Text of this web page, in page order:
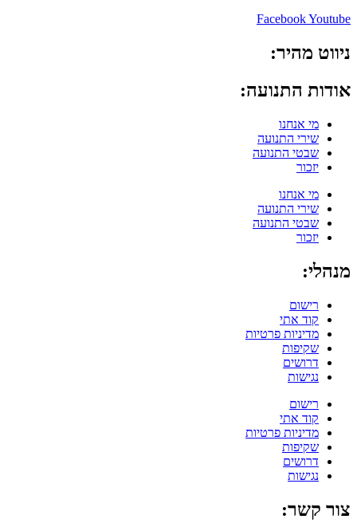
FacebookYoutube
ניווט מהיר:
אודות התנועה:
מי אנחנו
שירי התנועה
שבטי התנועה
יזכור
מי אנחנו
שירי התנועה
שבטי התנועה
יזכור
מנהלי:
רישום
קוד אתי
מדיניות פרטיות
שקיפות
דרושים
נגישות
רישום
קוד אתי
מדיניות פרטיות
שקיפות
דרושים
נגישות
צור קשר: